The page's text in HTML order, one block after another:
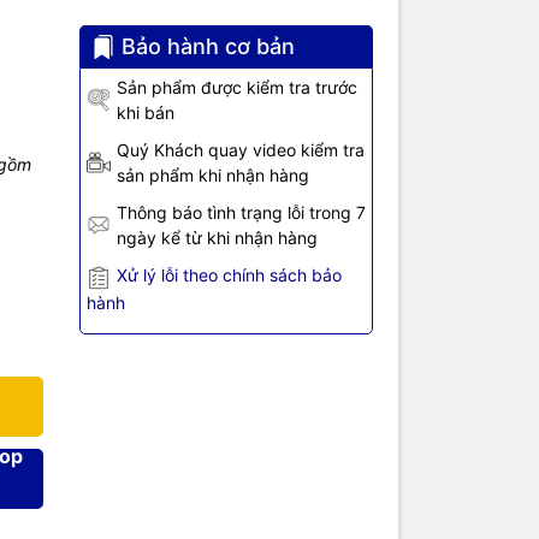
Bảo hành cơ bản
Sản phẩm được kiểm tra trước
khi bán
Quý Khách quay video kiểm tra
sản phẩm khi nhận hàng
Thông báo tình trạng lỗi trong 7
ngày kể từ khi nhận hàng
Xử lý lỗi theo chính sách bảo
hành
Debug
Pi, là
biến
cháy